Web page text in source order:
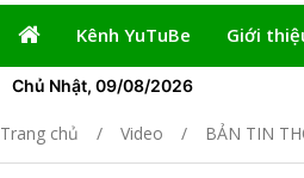
Kênh YuTuBe Giới
Chủ Nhật, 09/08/2026
Trang chủ Video BẢN TIN